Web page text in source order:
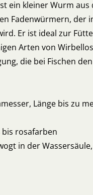
ein kleiner Wurm aus
Fadenwürmern, der
Er ist ideal zur
Arten von
die bei Fischen
Länge bis zu
rosafarben
in der